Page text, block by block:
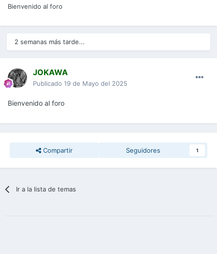
Bienvenido al foro
2 semanas más tarde...
JOKAWA
Publicado 19 de Mayo del 2025
Bienvenido al foro
Compartir Seguidores 1
Ir a la lista de temas